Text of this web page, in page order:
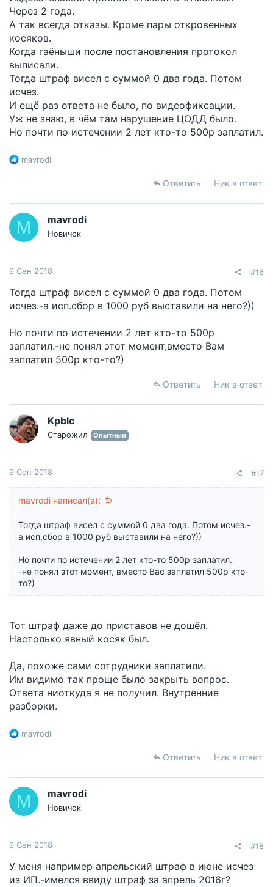
Через 2 года.
А так всегда отказы. Кроме пары откровенных
косяков.
Когда гаёныши после постановления протокол
выписали.
Тогда штраф висел с суммой 0 два года. Потом
исчез.
И ещё раз ответа не было, по видеофиксации.
Уж не знаю, в чём там нарушение ЦОДД было.
Но почти по истечении 2 лет кто-то 500р заплатил.
Р
ц
и
и
:
mavrodi
Ответить Ник в ответ
M mavrodi
Новичок
9 Сен 2018 #16
Тогда штраф висел с суммой 0 два года. Потом
исчез.-а исп.сбор в 1000 руб выставили на него?))
Но почти по истечении 2 лет кто-то 500р
заплатил.-не понял этот момент,вместо Вам
заплатил 500р кто-то?)
Ответить Ник в ответ
Kpblc
Старожил Опытный
9 Сен 2018 #17
mavrodi написал(а):
Тогда штраф висел с суммой 0 два года. Потом исчез.-
а исп.сбор в 1000 руб выставили на него?))
Но почти по истечении 2 лет кто-то 500р заплатил.
-не понял этот момент, вместо Вас заплатил 500р кто-
то?)
Тот штраф даже до приставов не дошёл.
Настолько явный косяк был.
Да, похоже сами сотрудники заплатили.
Им видимо так проще было закрыть вопрос.
Ответа ниоткуда я не получил. Внутренние
разборки.
Р
ц
и
и
:
mavrodi
Ответить Ник в ответ
M mavrodi
Новичок
9 Сен 2018 #18
У меня например апрельский штраф в июне исчез
из ИП.-имелся ввиду штраф за апрель 2016г?